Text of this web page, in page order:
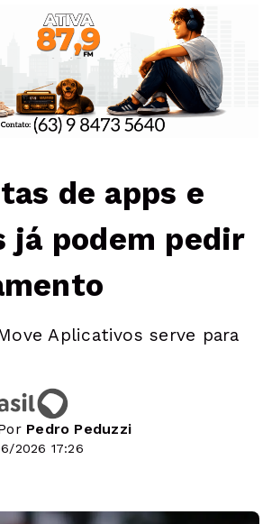
de apps e
já podem pedir
Aplicativos serve para
Pedro Peduzzi
2026 17:26